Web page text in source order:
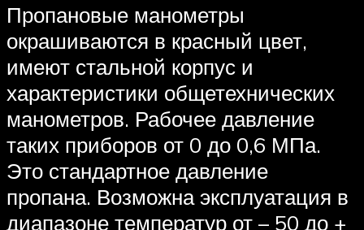
Пропановые манометры
окрашиваются в красный цвет,
имеют стальной корпус и
характеристики общетехнических
манометров. Рабочее давление
таких приборов от 0 до 0,6 МПа.
Это стандартное давление
пропана. Возможна эксплуатация в
диапазоне температур от – 50 до +